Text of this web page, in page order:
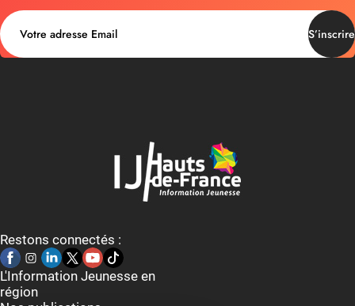
S’inscrire
Restons connectés :
L'Information Jeunesse en
région